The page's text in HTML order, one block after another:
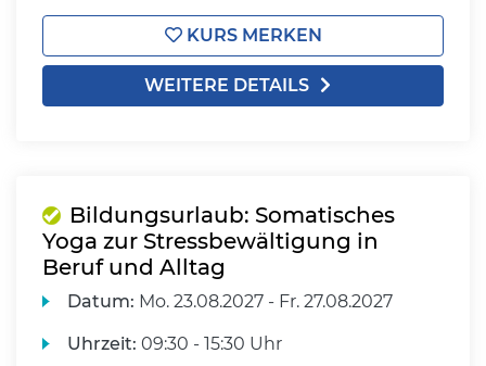
KURS MERKEN
WEITERE DETAILS
Bildungsurlaub: Somatisches
Yoga zur Stressbewältigung in
Beruf und Alltag
Datum: Mo. 23.08.2027 - Fr. 27.08.2027
Uhrzeit: 09:30 - 15:30 Uhr